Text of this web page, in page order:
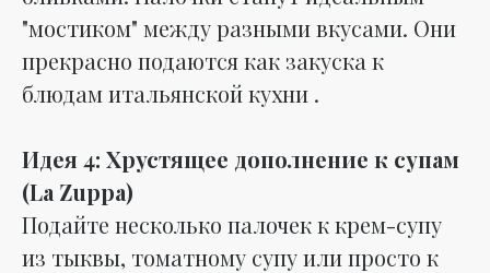
"мостиком" между разными вкусами. Они
прекрасно подаются как закуска к
блюдам итальянской кухни .
Идея 4: Хрустящее дополнение к супам
(La Zuppa)
Подайте несколько палочек к крем-супу
из тыквы, томатному супу или просто к